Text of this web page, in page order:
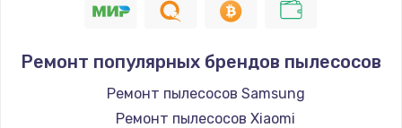
600 руб.
Замена модуля управления
Ремонт популярных брендов пылесосов
Ремонт пылесосов Samsung
Ремонт пылесосов Xiaomi